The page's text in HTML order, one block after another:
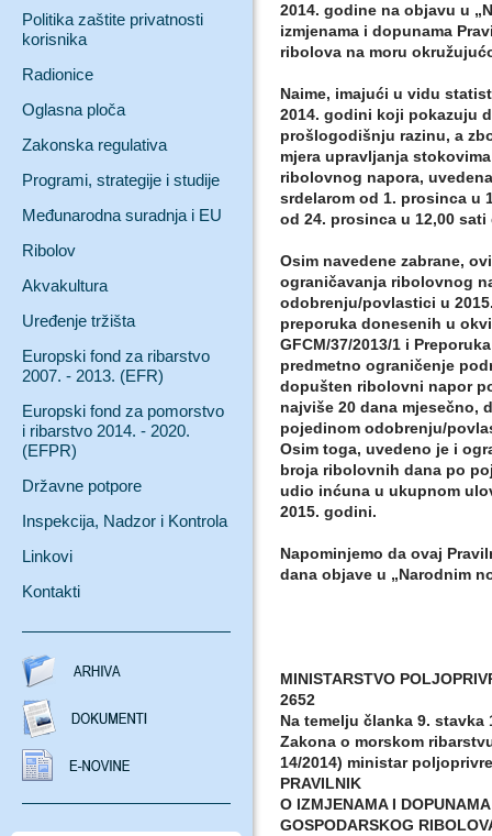
Politika zaštite privatnosti
korisnika
Radionice
Oglasna ploča
Zakonska regulativa
Programi, strategije i studije
Međunarodna suradnja i EU
Ribolov
Akvakultura
Uređenje tržišta
Europski fond za ribarstvo
2007. - 2013. (EFR)
Europski fond za pomorstvo
i ribarstvo 2014. - 2020.
(EFPR)
Državne potpore
Inspekcija, Nadzor i Kontrola
Linkovi
Kontakti
2014. godine na objavu u
izmjenama i dopunama
ribolova na moru
Naime, imajući u vidu
2014. godini koji pokazuju
prošlogodišnju razinu, a
mjera upravljanja
ribolovnog napora,
srdelarom od 1. prosinca u
od 24. prosinca u 12,00
Osim navedene zabrane,
ograničavanja ribolovnog
odobrenju/povlastici u
preporuka donesenih u
GFCM/37/2013/1 i
predmetno ograničenje
dopušten ribolovni napor
najviše 20 dana mjesečno,
pojedinom odobrenju/
Osim toga, uvedeno je i
broja ribolovnih dana po
udio inćuna u ukupnom
2015. godini.
Napominjemo da ovaj
dana objave u „Narodnim
MINISTARSTVO
2652
Na temelju članka 9. stavka
Zakona o morskom
14/2014) ministar
PRAVILNIK
O IZMJENAMA I
GOSPODARSKOG